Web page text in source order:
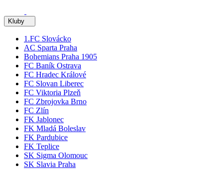
Kluby
1.FC Slovácko
AC Sparta Praha
Bohemians Praha 1905
FC Baník Ostrava
FC Hradec Králové
FC Slovan Liberec
FC Viktoria Plzeň
FC Zbrojovka Brno
FC Zlín
FK Jablonec
FK Mladá Boleslav
FK Pardubice
FK Teplice
SK Sigma Olomouc
SK Slavia Praha